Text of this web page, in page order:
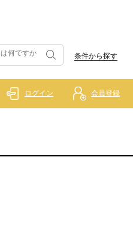
条件から探す
ログイン 会員登録